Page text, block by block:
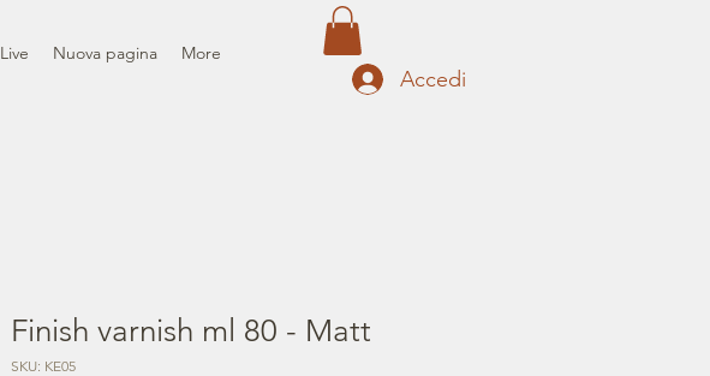
Live Nuova pagina More
Accedi
Finish varnish ml 80 - Matt
SKU: KE05